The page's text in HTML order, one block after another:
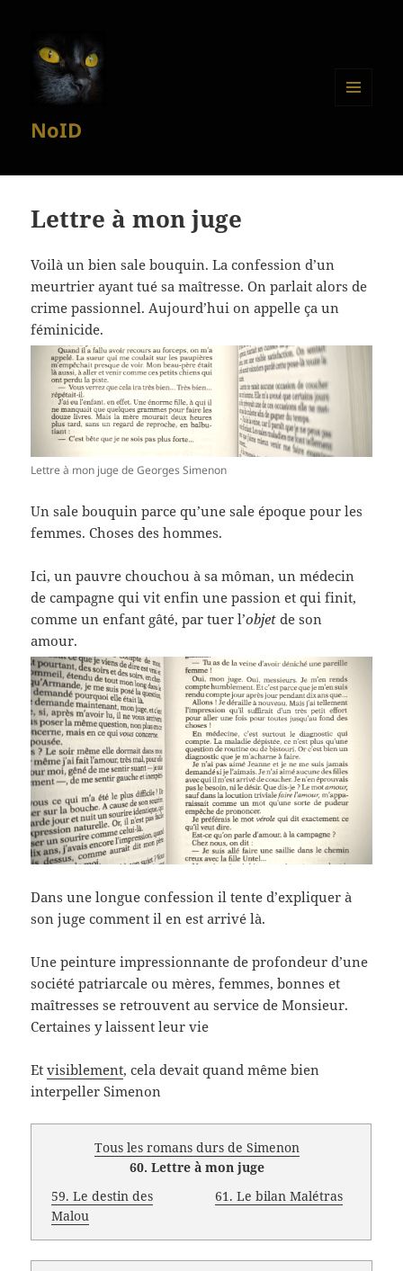
NoID
Lettre à mon juge
Voilà un bien sale bouquin. La confession d’un
meurtrier ayant tué sa maîtresse. On parlait alors de
crime passionnel. Aujourd’hui on appelle ça un
féminicide.
Lettre à mon juge de Georges Simenon
Un sale bouquin parce qu’une sale époque pour les
femmes. Choses des hommes.
Ici, un pauvre chouchou à sa môman, un médecin
de campagne qui vit enfin une passion et qui finit,
comme un enfant gâté, par tuer l’objet de son
amour.
Dans une longue confession il tente d’expliquer à
son juge comment il en est arrivé là.
Une peinture impressionnante de profondeur d’une
société patriarcale ou mères, femmes, bonnes et
maîtresses se retrouvent au service de Monsieur.
Certaines y laissent leur vie
Etvisiblement, cela devait quand même bien
interpeller Simenon
Tous les romans durs de Simenon
60. Lettre à mon juge
59. Le destin des
Malou
61. Le bilan Malétras